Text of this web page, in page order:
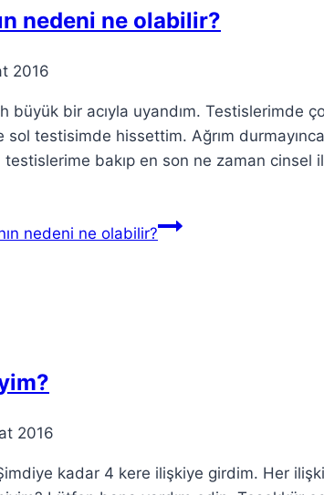
nedeni ne olabilir?
2016
büyük bir acıyla uyandım. Testislerimde
testisimde hissettim. Ağrım
bakıp en son ne zaman
nedeni ne olabilir?
2016
kadar 4 kere ilişkiye girdim. Her